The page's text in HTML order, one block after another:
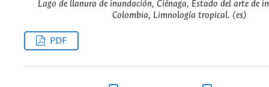
Lago de llanura de inundación, Ciénaga, Estado del arte de
Colombia, Limnología tropical. (es)
PDF